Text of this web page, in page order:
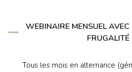
WEBINAIRE MENSUEL
FRUGALITÉ
Tous les mois en alternance